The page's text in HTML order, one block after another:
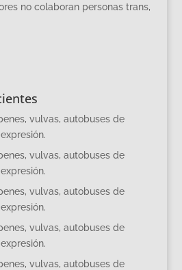
no colaboran personas trans,
vulvas, autobuses de
vulvas, autobuses de
vulvas, autobuses de
vulvas, autobuses de
vulvas, autobuses de